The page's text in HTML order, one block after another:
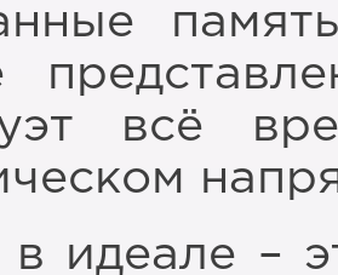
всё
идеале –